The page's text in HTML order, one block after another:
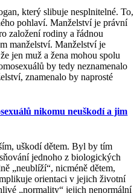
který slibuje nesplnitelné. To,
pohlaví. Manželství je právní
založení rodiny a řádnou
manželství. Manželství je
jen muž a žena mohou spolu
by tedy neznamenalo
znamenalo by naprosté
nikomu neuškodí a jim
uškodí dětem. Byl by tím
jednoho z biologických
„neublíží“, nicméně dětem,
orientaci v jejich životní
„normality“ jejich nenormální